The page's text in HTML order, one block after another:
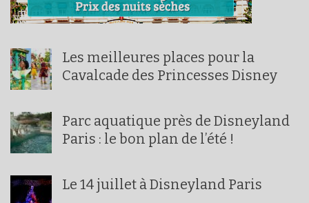
Les meilleures places pour la
Cavalcade des Princesses Disney
Parc aquatique près de Disneyland
Paris : le bon plan de l’été !
Le 14 juillet à Disneyland Paris